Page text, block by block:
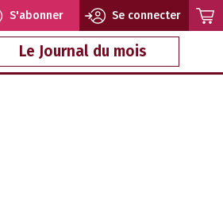
S'abonner Se connecter
Le Journal du mois